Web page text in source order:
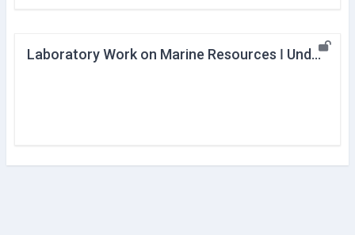
Laboratory Work on Marine Resources Ⅰ Underwater Acoustics 【videos】